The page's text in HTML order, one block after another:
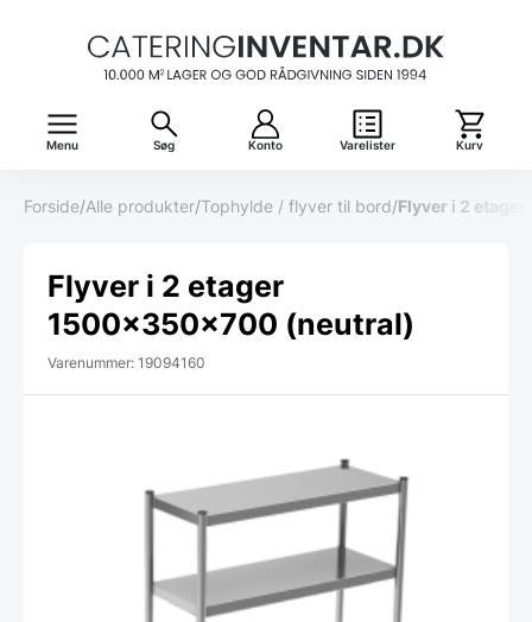
Menu Søg Konto Varelister Kurv
Forside/Alle produkter/Tophylde / flyver til bord/Flyver i 2
Flyver i 2 etager
1500x350x700 (neutral)
Varenummer: 19094160